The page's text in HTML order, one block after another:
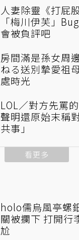
人妻除靈《打屁
「梅川伊芙」
會被負評吧
房間滿是孫女周
ねる送別摯愛祖
處時光
LOL／對方先罵
聲明還原始末稱
共事」
看更多
holo儒烏風亭螺
關被攔下 打開行
尬